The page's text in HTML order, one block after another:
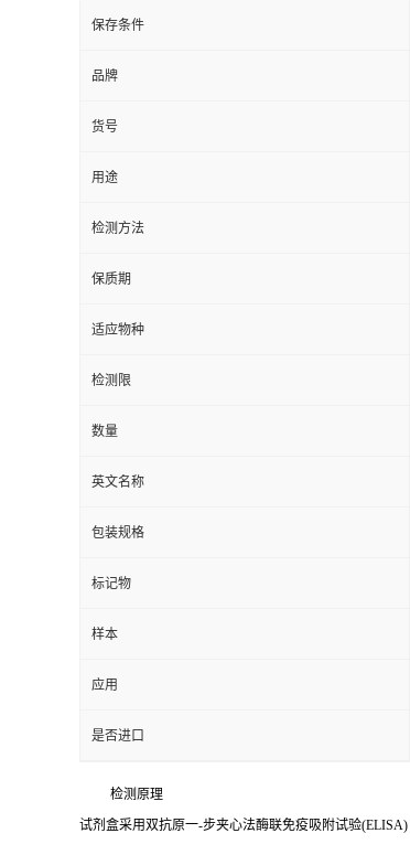
保存条件
品牌
货号
用途
检测方法
保质期
适应物种
检测限
数量
英文名称
包装规格
标记物
样本
应用
是否进口
检测原理
试剂盒采用双抗原一-步夹心法酶联免疫吸附试验(ELISA)